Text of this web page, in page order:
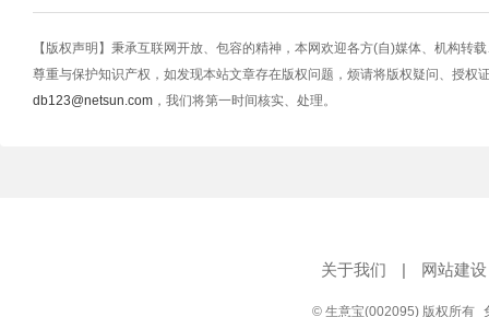
【版权声明】秉承互联网开放、包容的精神，本网欢迎各方(自)媒体、机构转
尊重与保护知识产权，如发现本站文章存在版权问题，烦请将版权疑问、授权
db123@netsun.com ，我们将第一时间核实、处理。
关于我们 | 网站建设
© 生意宝(002095) 版权所有